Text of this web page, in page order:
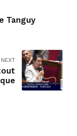
Tanguy
NEXT